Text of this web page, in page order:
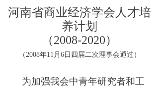
河南省商业经济学会人才培
养计划
（2008-2020）
（2008年11 月 6日四届二次理事会通过）
为加强我会中青年研究者和工